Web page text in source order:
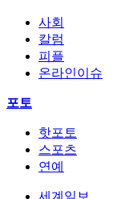
사회
칼럼
피플
온라인이슈
포토
핫포토
스포츠
연예
세계일보